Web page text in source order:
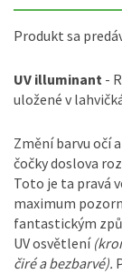
Produkt sa
UV illuminant -
uložené v
Změní barvu očí
čočky doslova
Toto je ta pravá
maximum
fantastickým
UV osvětlení
čiré a bezbarvé).